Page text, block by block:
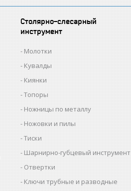
Столярно-слесарный
инструмент
Молотки
Кувалды
Киянки
Топоры
Ножницы по металлу
Ножовки и пилы
Тиски
Шарнирно-губцевый инструмент
Отвертки
Ключи трубные и разводные